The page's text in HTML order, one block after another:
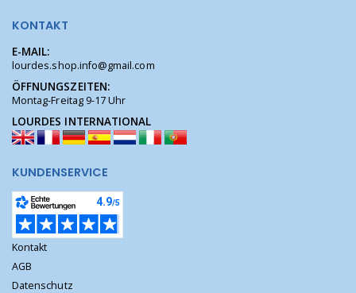
KONTAKT
E-MAIL:
lourdes.shop.info@gmail.com
ÖFFNUNGSZEITEN:
Montag-Freitag 9-17 Uhr
LOURDES INTERNATIONAL
KUNDENSERVICE
Kontakt
AGB
Datenschutz